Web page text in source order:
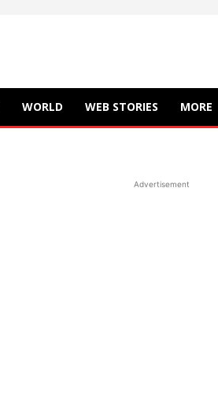
WORLD WEB STORIES MORE
Advertisement